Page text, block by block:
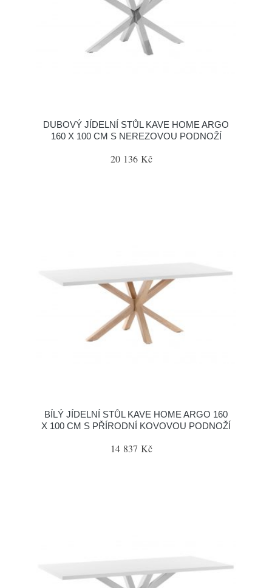
DUBOVÝ JÍDELNÍ STŮL KAVE HOME ARGO
160 X 100 CM S NEREZOVOU PODNOŽÍ
20 136 Kč
BÍLÝ JÍDELNÍ STŮL KAVE HOME ARGO 160
X 100 CM S PŘÍRODNÍ KOVOVOU PODNOŽÍ
14 837 Kč